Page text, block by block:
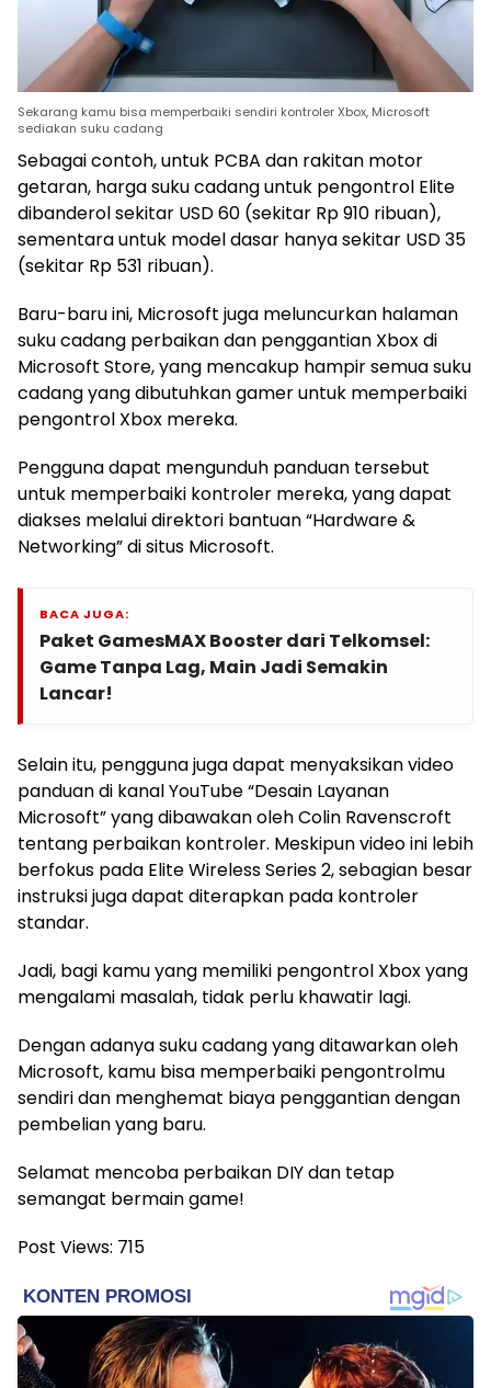
Sekarang kamu bisa memperbaiki sendiri kontroler Xbox, Microsoft
sediakan suku cadang
Sebagai contoh, untuk PCBA dan rakitan motor
getaran, harga suku cadang untuk pengontrol Elite
dibanderol sekitar USD 60 (sekitar Rp 910 ribuan),
sementara untuk model dasar hanya sekitar USD 35
(sekitar Rp 531 ribuan).
Baru-baru ini, Microsoft juga meluncurkan halaman
suku cadang perbaikan dan penggantian Xbox di
Microsoft Store, yang mencakup hampir semua suku
cadang yang dibutuhkan gamer untuk memperbaiki
pengontrol Xbox mereka.
Pengguna dapat mengunduh panduan tersebut
untuk memperbaiki kontroler mereka, yang dapat
diakses melalui direktori bantuan “Hardware &
Networking” di situs Microsoft.
BACA JUGA:
Paket GamesMAX Booster dari Telkomsel:
Game Tanpa Lag, Main Jadi Semakin
Lancar!
Selain itu, pengguna juga dapat menyaksikan video
panduan di kanal YouTube “Desain Layanan
Microsoft” yang dibawakan oleh Colin Ravenscroft
tentang perbaikan kontroler. Meskipun video ini lebih
berfokus pada Elite Wireless Series 2, sebagian besar
instruksi juga dapat diterapkan pada kontroler
standar.
Jadi, bagi kamu yang memiliki pengontrol Xbox yang
mengalami masalah, tidak perlu khawatir lagi.
Dengan adanya suku cadang yang ditawarkan oleh
Microsoft, kamu bisa memperbaiki pengontrolmu
sendiri dan menghemat biaya penggantian dengan
pembelian yang baru.
Selamat mencoba perbaikan DIY dan tetap
semangat bermain game!
Post Views: 715